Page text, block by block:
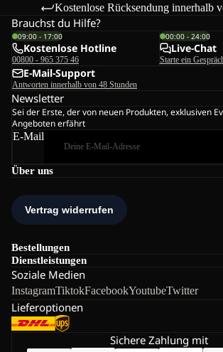
Kostenlose Rücksendung innerhalb
Über uns
Bestellungen
Dienstleistungen
Soziale Medien
InstagramTiktokFacebookYoutubeTwitter
Lieferoptionen
Brauchst du Hilfe?
09:00 - 17:00
Kostenlose Hotline
00800 - 965 375 46
00:00 - 24:00
Live-Chat
Starte ein
E-Mail-Support
Antworten innerhalb von 48 Stunden
Newsletter
Sei der Erste, der von neuen Produkten, exklusiven
Angeboten erfährt
E-Mail
Sichere Zahlung mit